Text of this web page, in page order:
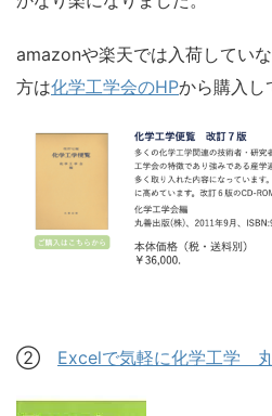
amazonや楽天では入荷してい
方は化学工学会のHPから購入し
② Excelで気軽に化学工学